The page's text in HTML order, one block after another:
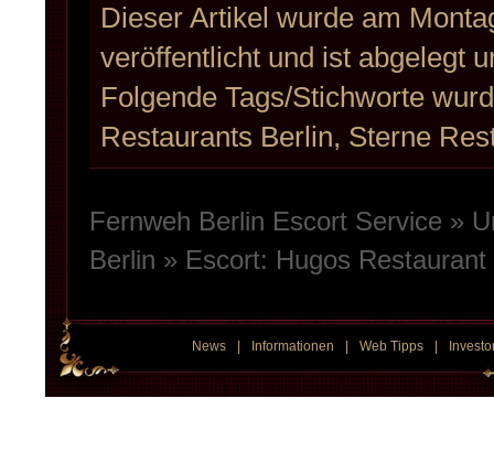
Dieser Artikel wurde am
veröffentlicht und ist abgelegt
Folgende Tags/Stichworte
Restaurants Berlin, Sterne
Fernweh Berlin Escort Service »
Berlin » Escort: Hugos Restaurant
News Informationen Web Tipps